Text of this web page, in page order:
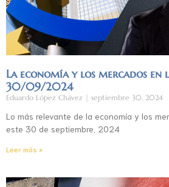
La economía y los mercados
30/09/2024
Eduardo López Chávez septiembre 30, 2024
Lo más relevante de la economía y los
este 30 de septiembre, 2024
Leer más »